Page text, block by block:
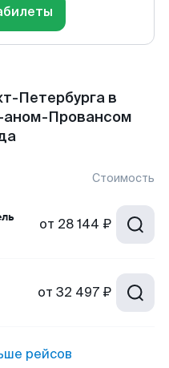
Петербурга в
Провансом
Стоимость
от 28 144 ₽
от 32 497 ₽
рейсов